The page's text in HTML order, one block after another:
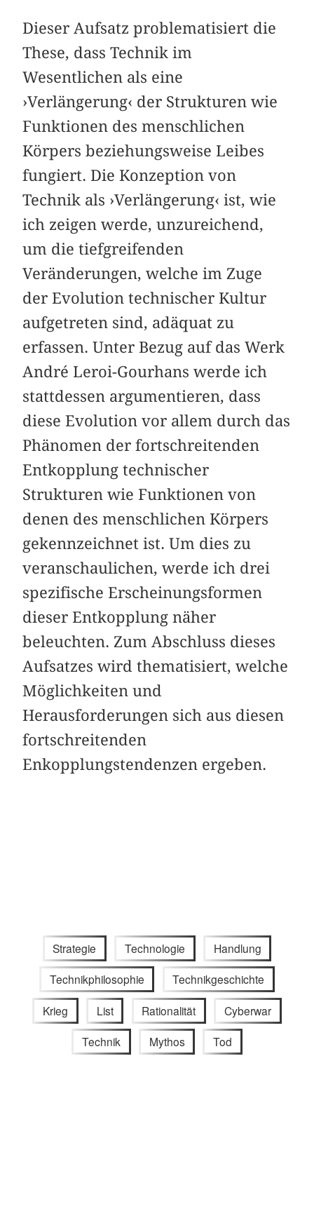
Dieser Aufsatz problematisiert die
These, dass Technik im
Wesentlichen als eine
›Verlängerung‹ der Strukturen wie
Funktionen des menschlichen
Körpers beziehungsweise Leibes
fungiert. Die Konzeption von
Technik als ›Verlängerung‹ ist, wie
ich zeigen werde, unzureichend,
um die tiefgreifenden
Veränderungen, welche im Zuge
der Evolution technischer Kultur
aufgetreten sind, adäquat zu
erfassen. Unter Bezug auf das Werk
André Leroi-Gourhans werde ich
stattdessen argumentieren, dass
diese Evolution vor allem durch das
Phänomen der fortschreitenden
Entkopplung technischer
Strukturen wie Funktionen von
denen des menschlichen Körpers
gekennzeichnet ist. Um dies zu
veranschaulichen, werde ich drei
spezifische Erscheinungsformen
dieser Entkopplung näher
beleuchten. Zum Abschluss dieses
Aufsatzes wird thematisiert, welche
Möglichkeiten und
Herausforderungen sich aus diesen
fortschreitenden
Enkopplungstendenzen ergeben.
Strategie Technologie Handlung
Technikphilosophie Technikgeschichte
Krieg List Rationalität Cyberwar
Technik Mythos Tod